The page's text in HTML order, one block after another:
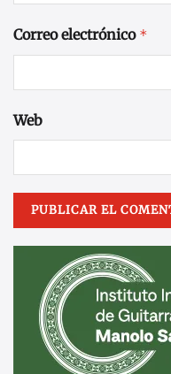
Correo electrónico *
Web